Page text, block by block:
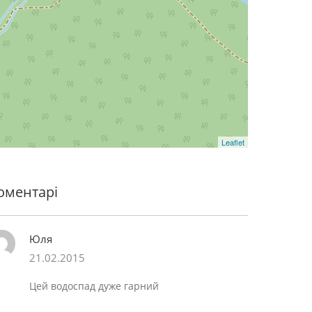
Leaflet
Юля
21.02.2015
Цей водоспад дуже гарний